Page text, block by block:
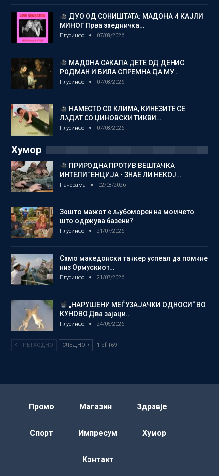
ДУО ОД СОНИШТАТА: МАДОНА И КАЈЛИ
МИНОГ Прва заедничка…
Плусинфо 07/08/2026
МАДОНА САКАЛА ДЕТЕ ОД ДЕНИС
РОДМАН И БИЛА СПРЕМНА ДА МУ…
Плусинфо 07/08/2026
НАМЕСТО СО КЛИМА, КИНЕЗИТЕ СЕ
ЛАДАТ СО ЏИНОВСКИ ТИКВИ…
Плусинфо 07/08/2026
Хумор
ПРИРОДНА ПРОТИВ ВЕШТАЧКА
ИНТЕЛИГЕНЦИЈА • ЗНАЕ ЛИ НЕКОЈ…
Панорама 02/08/2026
Зошто мажот е љубоморен на момчето
што одржува базени?
Плусинфо 21/07/2026
Само македонски танкер успеал да помине
низ Ормускиот…
Плусинфо 21/07/2026
„НАРУШЕНИ МЕЃУЗАЈАЧКИ ОДНОСИ“ ВО
КУНОВО Два зајаци…
Плусинфо 24/05/2026
ПРЕТХОДНО СЛЕДНО 1 of 169
Промо Магазин Здравје
Спорт Импресум Хумор
Контакт